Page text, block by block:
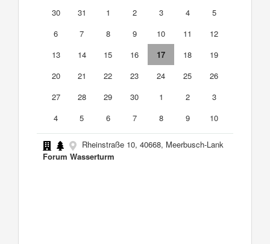
30
31 1 2 3 4
5
6
7 8 9 10 11
12
13
14 15 16 17 18
19
20
21 22 23 24 25
26
27
28 29 30 1 2
3
4
5 6 7 8 9 10
Rheinstraße 10, 40668, Meerbusch-Lank
Forum Wasserturm